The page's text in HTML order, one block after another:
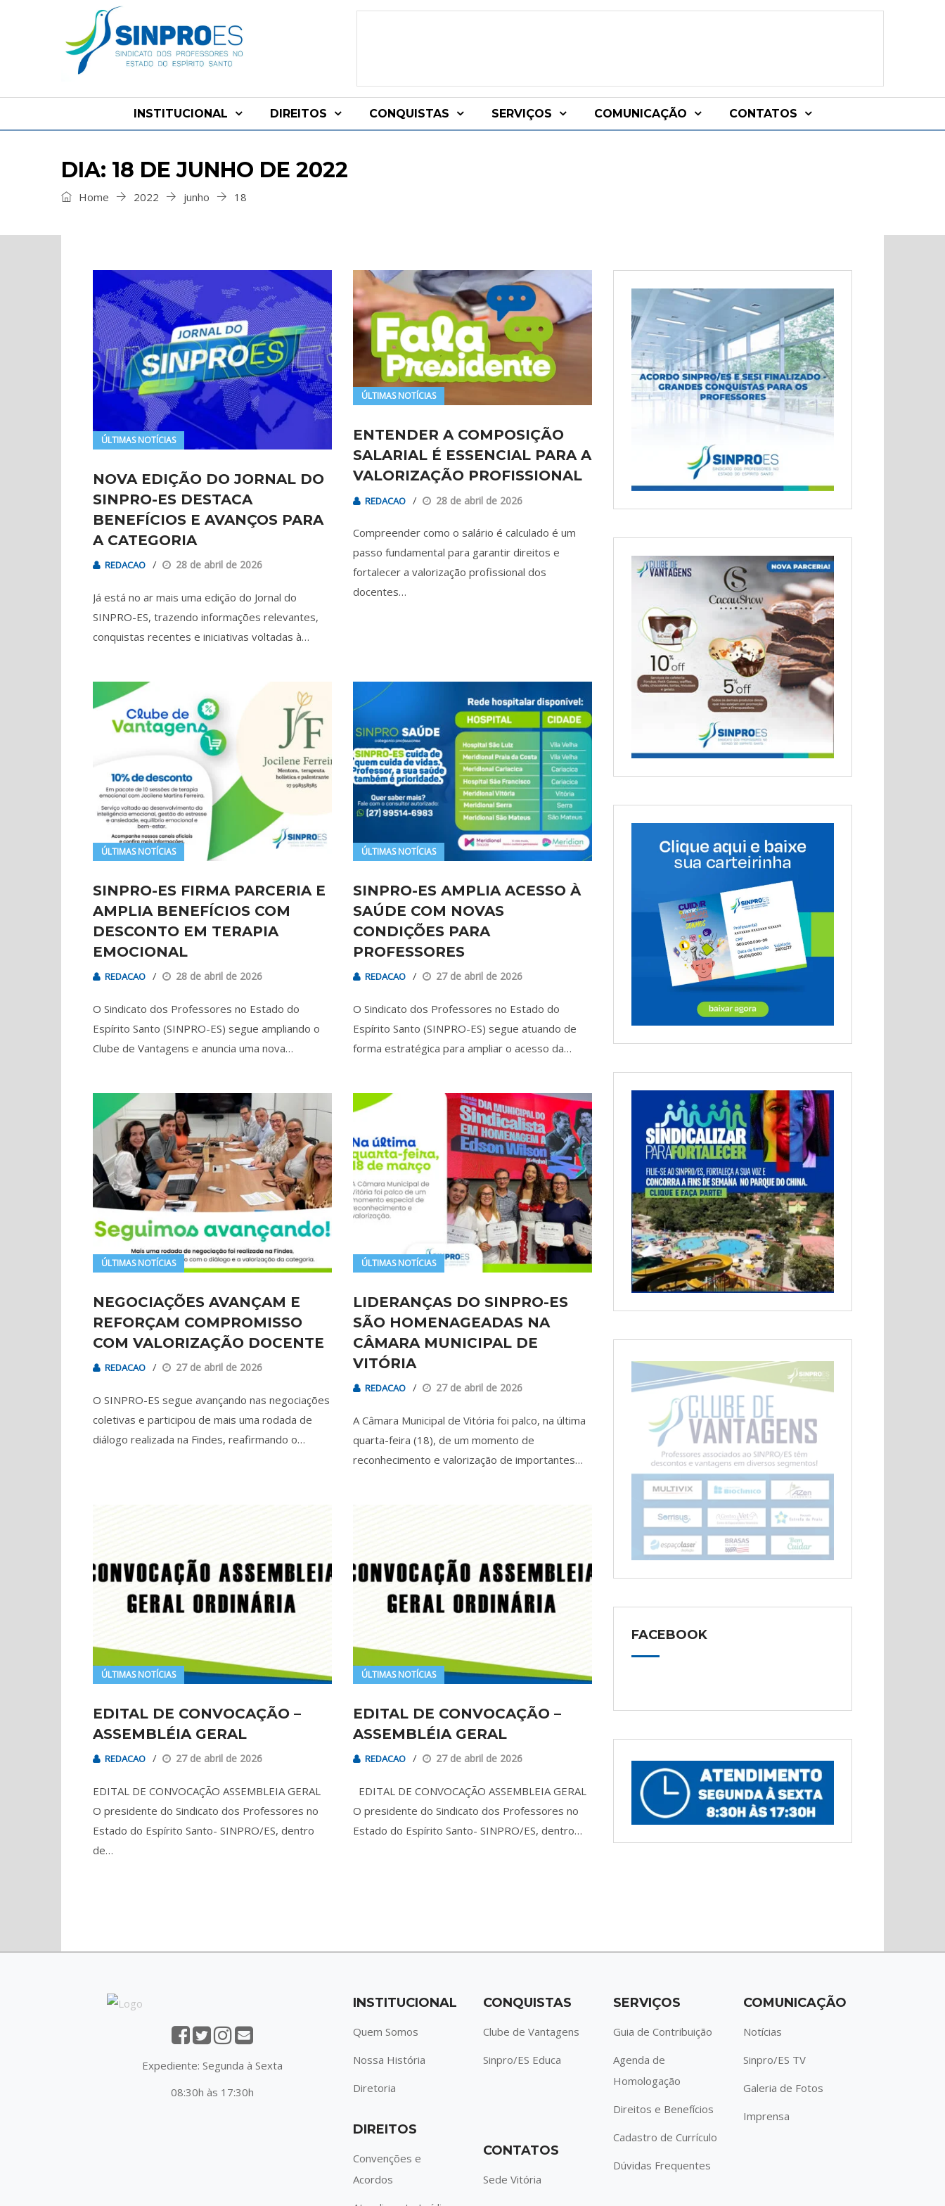
INSTITUCIONAL DIREITOS CONQUISTAS SERVIÇOS COMUNICAÇÃO CONTATOS
DIA: 18 DE JUNHO DE 2022
Home 2022 junho 18
ÚLTIMAS NOTÍCIAS
NOVA EDIÇÃO DO JORNAL DO
SINPRO-ES DESTACA
BENEFÍCIOS E AVANÇOS PARA
A CATEGORIA
REDACAO 28 de abril de 2026
Já está no ar mais uma edição do Jornal do
SINPRO-ES, trazendo informações relevantes,
conquistas recentes e iniciativas voltadas à…
ÚLTIMAS NOTÍCIAS
ENTENDER A COMPOSIÇÃO
SALARIAL É ESSENCIAL PARA A
VALORIZAÇÃO PROFISSIONAL
REDACAO 28 de abril de 2026
Compreender como o salário é calculado é um
passo fundamental para garantir direitos e
fortalecer a valorização profissional dos
docentes…
ÚLTIMAS NOTÍCIAS
SINPRO-ES FIRMA PARCERIA E
AMPLIA BENEFÍCIOS COM
DESCONTO EM TERAPIA
EMOCIONAL
REDACAO 28 de abril de 2026
O Sindicato dos Professores no Estado do
Espírito Santo (SINPRO-ES) segue ampliando o
Clube de Vantagens e anuncia uma nova…
ÚLTIMAS NOTÍCIAS
SINPRO-ES AMPLIA ACESSO À
SAÚDE COM NOVAS
CONDIÇÕES PARA
PROFESSORES
REDACAO 27 de abril de 2026
O Sindicato dos Professores no Estado do
Espírito Santo (SINPRO-ES) segue atuando de
forma estratégica para ampliar o acesso da…
ÚLTIMAS NOTÍCIAS
NEGOCIAÇÕES AVANÇAM E
REFORÇAM COMPROMISSO
COM VALORIZAÇÃO DOCENTE
REDACAO 27 de abril de 2026
O SINPRO-ES segue avançando nas negociações
coletivas e participou de mais uma rodada de
diálogo realizada na Findes, reafirmando o…
ÚLTIMAS NOTÍCIAS
LIDERANÇAS DO SINPRO-ES
SÃO HOMENAGEADAS NA
CÂMARA MUNICIPAL DE
VITÓRIA
REDACAO 27 de abril de 2026
A Câmara Municipal de Vitória foi palco, na última
quarta-feira (18), de um momento de
reconhecimento e valorização de importantes…
ÚLTIMAS NOTÍCIAS
EDITAL DE CONVOCAÇÃO –
ASSEMBLÉIA GERAL
REDACAO 27 de abril de 2026
EDITAL DE CONVOCAÇÃO ASSEMBLEIA GERAL
O presidente do Sindicato dos Professores no
Estado do Espírito Santo- SINPRO/ES, dentro
de…
ÚLTIMAS NOTÍCIAS
EDITAL DE CONVOCAÇÃO –
ASSEMBLÉIA GERAL
REDACAO 27 de abril de 2026
EDITAL DE CONVOCAÇÃO ASSEMBLEIA GERAL
O presidente do Sindicato dos Professores no
Estado do Espírito Santo- SINPRO/ES, dentro…
FACEBOOK
Expediente: Segunda à Sexta
08:30h às 17:30h
INSTITUCIONAL
Quem Somos
Nossa História
Diretoria
DIREITOS
Convenções e
Acordos
CONQUISTAS
Clube de Vantagens
Sinpro/ES Educa
CONTATOS
Sede Vitória
SERVIÇOS
Guia de Contribuição
Agenda de
Homologação
Direitos e Benefícios
Cadastro de Currículo
Dúvidas Frequentes
COMUNICAÇÃO
Notícias
Sinpro/ES TV
Galeria de Fotos
Imprensa